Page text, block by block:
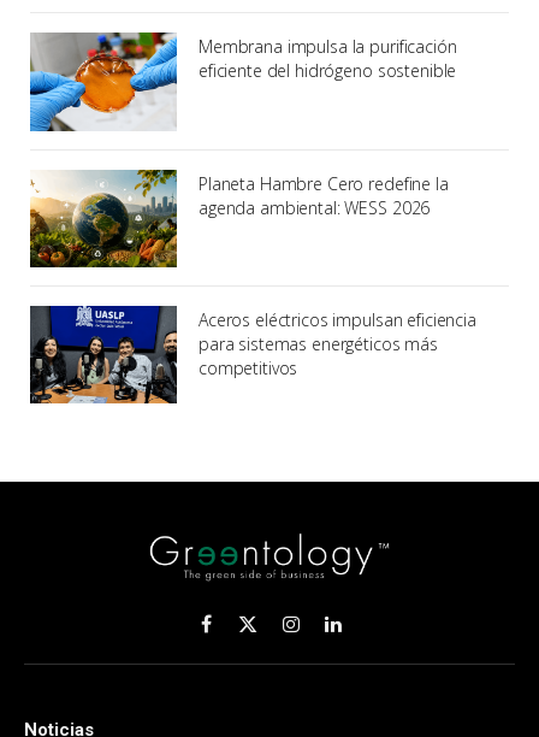
Membrana impulsa la purificación
eficiente del hidrógeno sostenible
Planeta Hambre Cero redefine la
agenda ambiental: WESS 2026
Aceros eléctricos impulsan eficiencia
para sistemas energéticos más
competitivos
Facebook
X
(Twitter)
InstagramLinkedIn
Noticias